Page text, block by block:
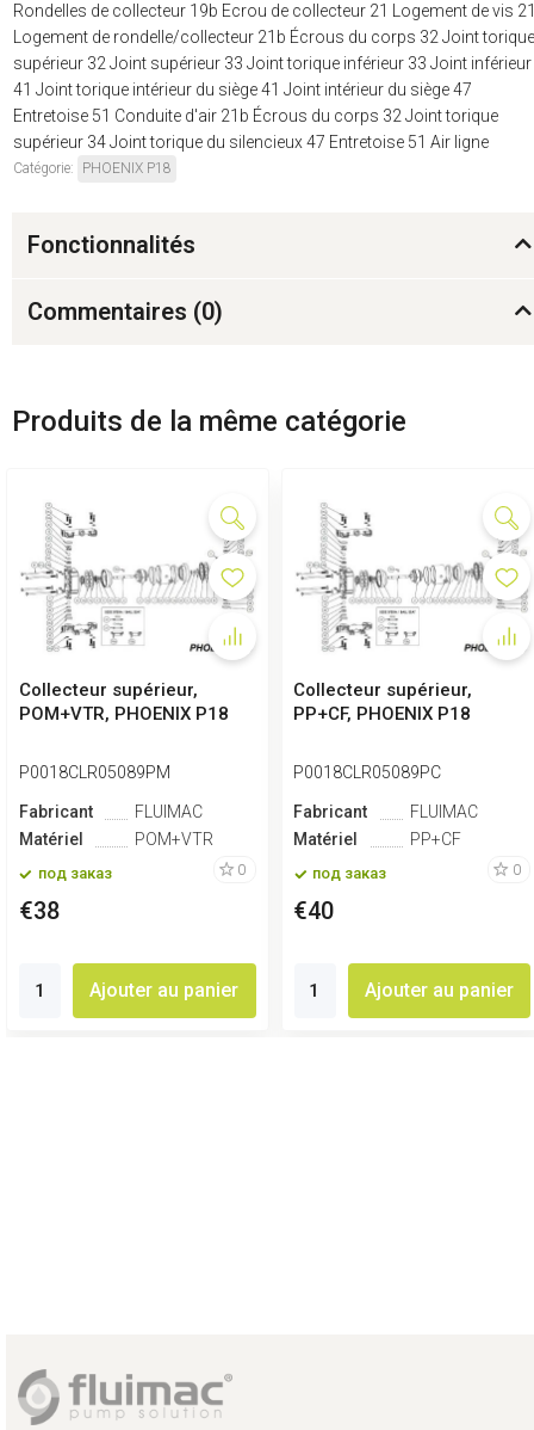
Rondelles de collecteur 19b Ecrou de collecteur 21 Logement de vis
Logement de rondelle/collecteur 21b Écrous du corps 32 Joint torique
supérieur 32 Joint supérieur 33 Joint torique inférieur 33 Joint inférieur
41 Joint torique intérieur du siège 41 Joint intérieur du siège 47
Entretoise 51 Conduite d'air 21b Écrous du corps 32 Joint torique
supérieur 34 Joint torique du silencieux 47 Entretoise 51 Air ligne
Catégorie: PHOENIX P18
Fonctionnalités
Commentaires (0)
Produits de la même catégorie
Collecteur supérieur,
POM+VTR, PHOENIX P18
P0018CLR05089PM
Fabricant
FLUIMAC
Matériel
POM+VTR
под заказ 0
€38
Ajouter au panier
Collecteur supérieur,
PP+CF, PHOENIX P18
P0018CLR05089PC
Fabricant
FLUIMAC
Matériel
PP+CF
под заказ 0
€40
Ajouter au panier